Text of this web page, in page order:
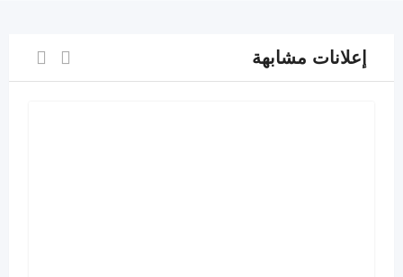
إعلانات مشابهة